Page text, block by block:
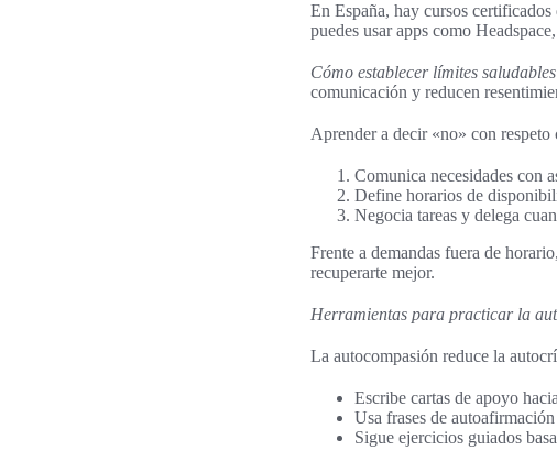
En España, hay cursos
puedes usar apps como
Cómo establecer límites saludables
comunicación y reducen
Aprender a decir «no» con
Comunica necesidades con
Define horarios de
Negocia tareas y delega
Frente a demandas fuera de
recuperarte mejor.
Herramientas para practicar la
La autocompasión reduce la
Escribe cartas de apoyo
Usa frases de
Sigue ejercicios guiados